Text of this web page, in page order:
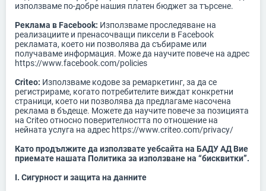
използваме по-добре нашия платен бюджет за търсене.
Реклама в Facebook: Използваме проследяване на
реализациите и пренасочващи пиксели в Facebook
рекламата, което ни позволява да събираме или
получаваме информация. Може да научите повече на адрес
https://www.facebook.com/policies
Criteo: Използваме кодове за ремаркетинг, за да се
регистрираме, когато потребителите виждат конкретни
страници, което ни позволява да предлагаме насочена
реклама в бъдеще. Можете да научите повече за позицията
на Criteo относно поверителността по отношение на
нейната услуга на адрес https://www.criteo.com/privacy/
Като продължите да използвате уебсайта на БАДУ АД Вие
приемате нашата Политика за използване на “бисквитки”.
I. Сигурност и защита на данните